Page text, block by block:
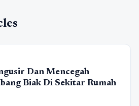
Dan Mencegah
Biak Di Sekitar Rumah